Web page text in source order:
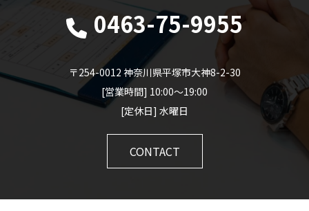
0463-75-9955
〒254-0012 神奈川県平塚市大神8-2-30
[営業時間] 10:00～19:00
[定休日] 水曜日
CONTACT